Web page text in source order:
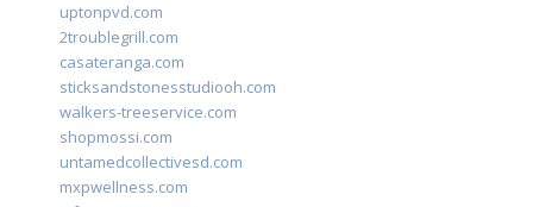
uptonpvd.com
2troublegrill.com
casateranga.com
sticksandstonesstudiooh.com
walkers-treeservice.com
shopmossi.com
untamedcollectivesd.com
mxpwellness.com